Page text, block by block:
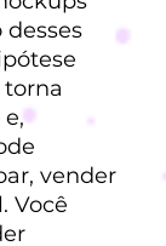
vender
Você